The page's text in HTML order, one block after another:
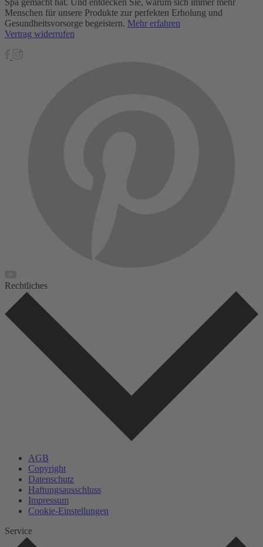
Spa gemacht hat. Und entdecken Sie, warum sich immer mehr
Menschen für unsere Produkte zur perfekten Erholung und
Gesundheitsvorsorge begeistern. Mehr erfahren
Vertrag widerrufen
Rechtliches
AGB
Copyright
Datenschutz
Haftungsausschluss
Impressum
Cookie-Einstellungen
Service